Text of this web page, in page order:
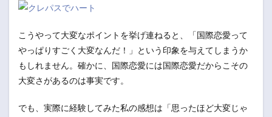
こうやって大変なポイントを挙げ連ねると、「国際恋愛って
やっぱりすごく大変なんだ！」という印象を与えてしまうか
もしれません。確かに、国際恋愛には国際恋愛だからこその
大変さがあるのは事実です。
でも、実際に経験してみた私の感想は「思ったほど大変じゃ